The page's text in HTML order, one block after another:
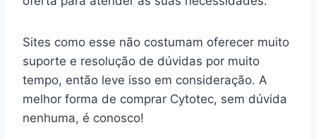
Sites como esse não costumam oferecer muito
suporte e resolução de dúvidas por muito
tempo, então leve isso em consideração. A
melhor forma de comprar Cytotec, sem dúvida
nenhuma, é conosco!